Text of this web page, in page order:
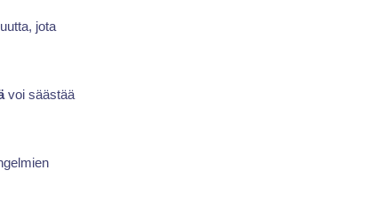
jota
voi säästää